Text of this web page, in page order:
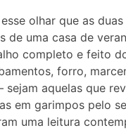
olhar que as
de uma casa de
completo e feito
forro,
sejam aquelas que
em garimpos pelo
uma leitura